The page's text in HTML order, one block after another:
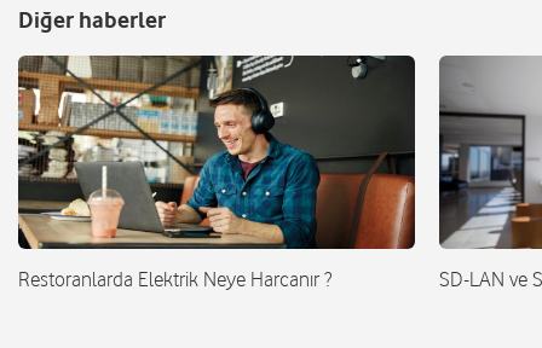
Diğer haberler
Restoranlarda Elektrik Neye Harcanır ? SD-LAN ve